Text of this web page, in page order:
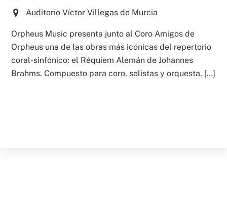
Auditorio Víctor Villegas de Murcia
Orpheus Music presenta junto al Coro Amigos de
Orpheus una de las obras más icónicas del repertorio
coral-sinfónico: el Réquiem Alemán de Johannes
Brahms. Compuesto para coro, solistas y orquesta, […]